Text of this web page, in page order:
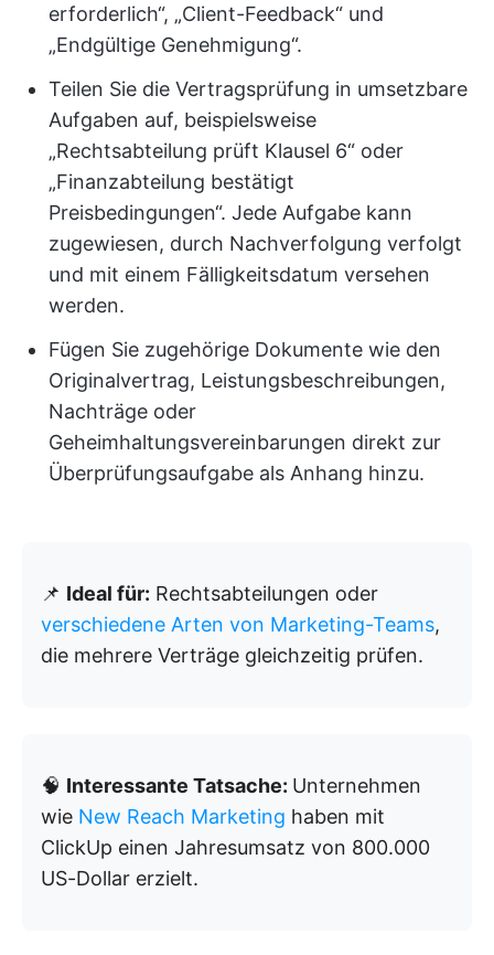
erforderlich“, „Client-Feedback“ und
„Endgültige Genehmigung“.
Teilen Sie die Vertragsprüfung in umsetzbare
Aufgaben auf, beispielsweise
„Rechtsabteilung prüft Klausel 6“ oder
„Finanzabteilung bestätigt
Preisbedingungen“. Jede Aufgabe kann
zugewiesen, durch Nachverfolgung verfolgt
und mit einem Fälligkeitsdatum versehen
werden.
Fügen Sie zugehörige Dokumente wie den
Originalvertrag, Leistungsbeschreibungen,
Nachträge oder
Geheimhaltungsvereinbarungen direkt zur
Überprüfungsaufgabe als Anhang hinzu.
📌 Ideal für: Rechtsabteilungen oder
verschiedene Arten von Marketing-Teams,
die mehrere Verträge gleichzeitig prüfen.
🧠 Interessante Tatsache: Unternehmen
wie New Reach Marketing haben mit
ClickUp einen Jahresumsatz von 800.000
US-Dollar erzielt.